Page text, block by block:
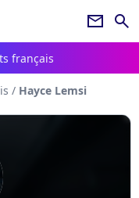
newsletter search
français
/ Hayce Lemsi